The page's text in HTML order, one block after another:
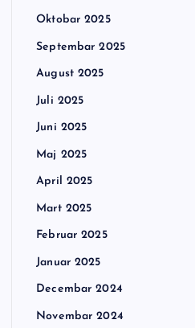
Oktobar 2025
Septembar 2025
August 2025
Juli 2025
Juni 2025
Maj 2025
April 2025
Mart 2025
Februar 2025
Januar 2025
Decembar 2024
Novembar 2024